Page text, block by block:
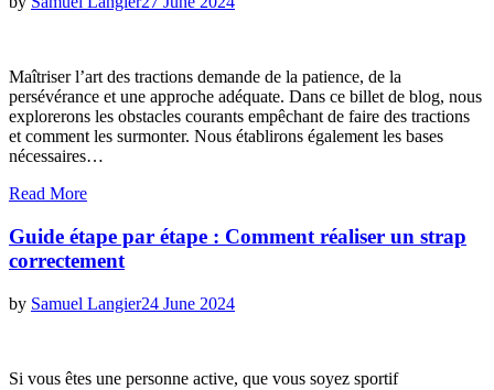
Maîtriser l’art des tractions demande de la patience, de la
persévérance et une approche adéquate. Dans ce billet de blog, nous
explorerons les obstacles courants empêchant de faire des tractions
et comment les surmonter. Nous établirons également les bases
nécessaires…
Read More
Guide étape par étape : Comment réaliser un strap
correctement
by Samuel LangierPosted
24 June 2024
Si vous êtes une personne active, que vous soyez sportif